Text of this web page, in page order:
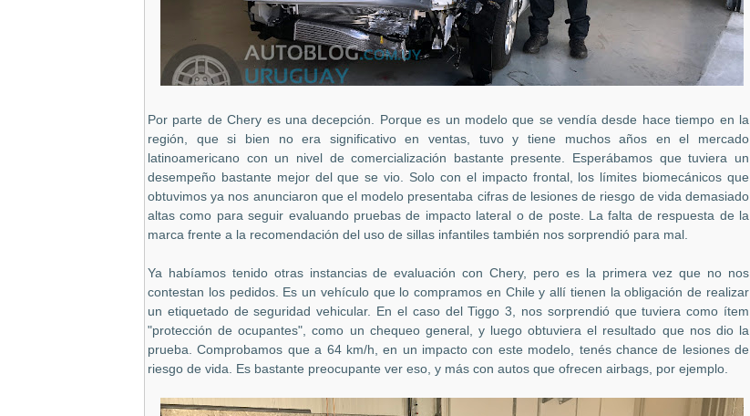
Por parte de Chery es una decepción. Porque es un modelo que se vendía desde hace tiempo en la
región, que si bien no era significativo en ventas, tuvo y tiene muchos años en el mercado
latinoamericano con un nivel de comercialización bastante presente. Esperábamos que tuviera un
desempeño bastante mejor del que se vio. Solo con el impacto frontal, los límites biomecánicos que
obtuvimos ya nos anunciaron que el modelo presentaba cifras de lesiones de riesgo de vida demasiado
altas como para seguir evaluando pruebas de impacto lateral o de poste. La falta de respuesta de la
marca frente a la recomendación del uso de sillas infantiles también nos sorprendió para mal.
Ya habíamos tenido otras instancias de evaluación con Chery, pero es la primera vez que no nos
contestan los pedidos. Es un vehículo que lo compramos en Chile y allí tienen la obligación de realizar
un etiquetado de seguridad vehicular. En el caso del Tiggo 3, nos sorprendió que tuviera como ítem
"protección de ocupantes", como un chequeo general, y luego obtuviera el resultado que nos dio la
prueba. Comprobamos que a 64 km/h, en un impacto con este modelo, tenés chance de lesiones de
riesgo de vida. Es bastante preocupante ver eso, y más con autos que ofrecen airbags, por ejemplo.